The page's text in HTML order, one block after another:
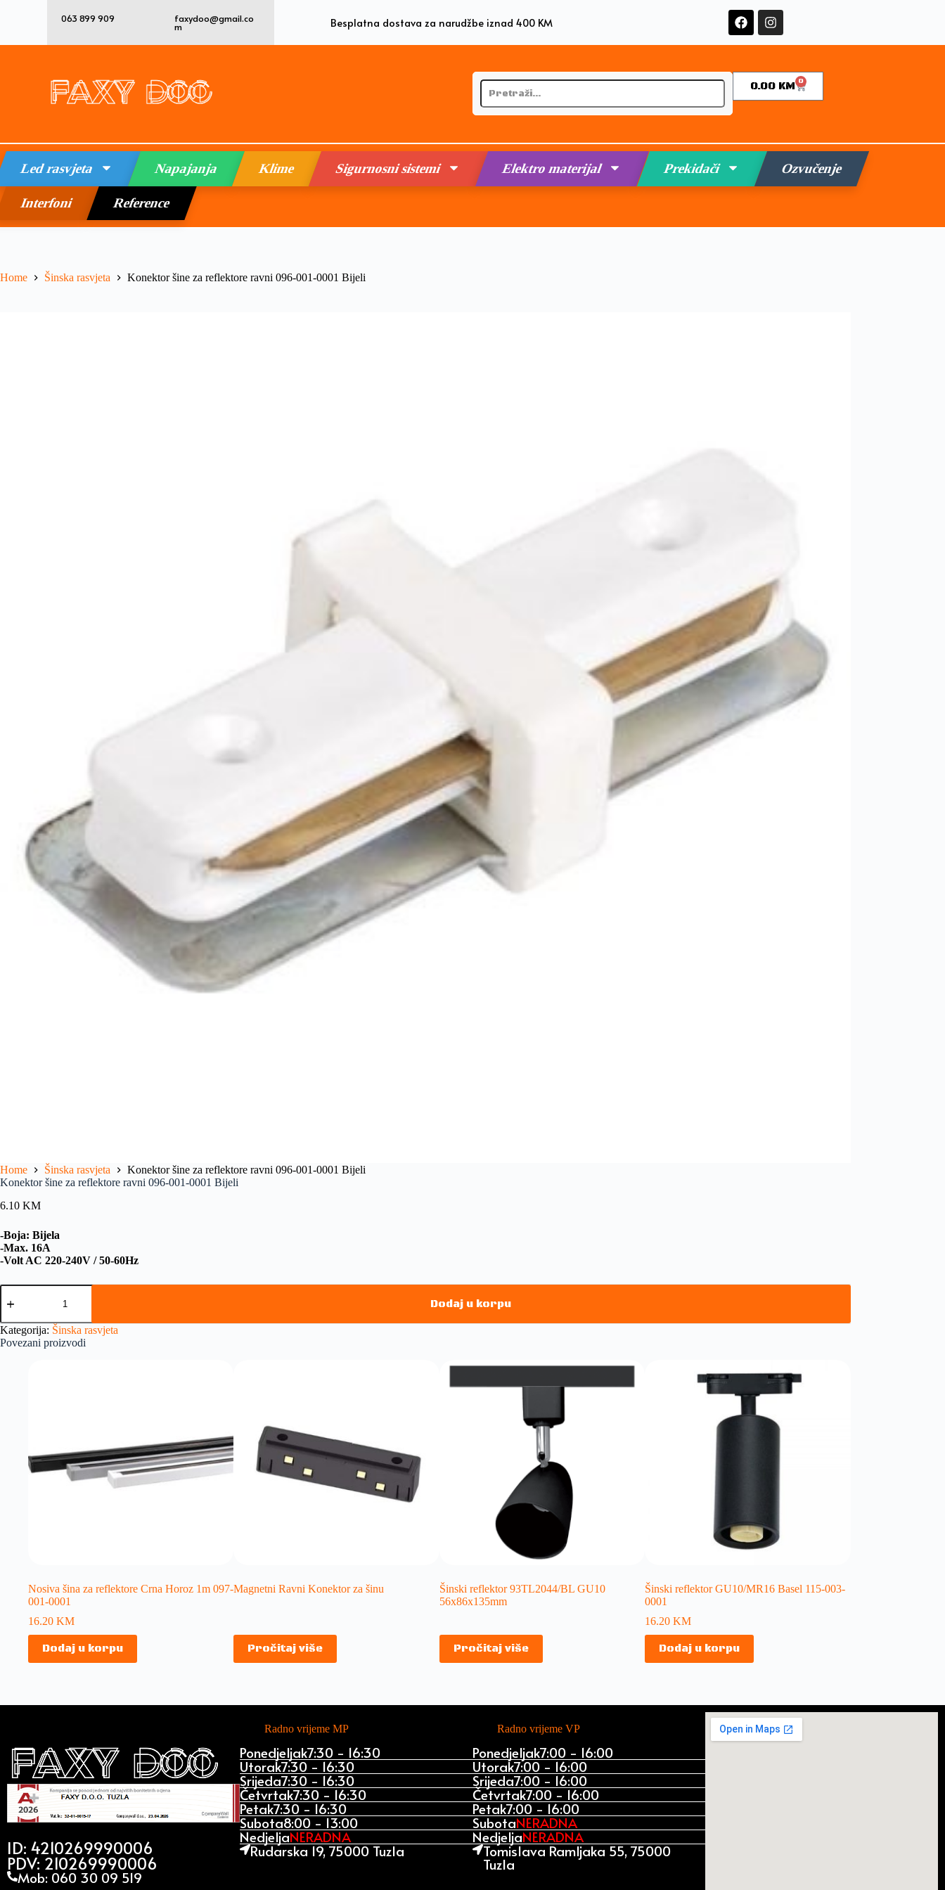
063 899 909 faxydoo@gmail.co
m Besplatna dostava za narudžbe iznad 400 KM
0.00 KM 0
Led rasvjeta Napajanja Klime Sigurnosni sistemi Elektro materijal Prekidači Ozvučenje
Interfoni Reference
Home Šinska rasvjeta Konektor šine za reflektore ravni 096-001-0001 Bijeli
Home Šinska rasvjeta
Konektor šine za reflektore ravni 096-001-0001 Bijeli
Konektor šine za reflektore ravni 096-001-0001 Bijeli
6.10 KM
-Boja: Bijela
-Max. 16A
-Volt AC 220-240V / 50-60Hz
Dodaj u korpu
Kategorija: Šinska rasvjeta
Povezani proizvodi
Nosiva šina za reflektore Crna Horoz 1m 097-
001-0001
16.20 KM
Dodaj u korpu
Magnetni Ravni Konektor za šinu
Pročitaj više
Šinski reflektor 93TL2044/BL GU10
56х86х135mm
Pročitaj više
Šinski reflektor GU10/MR16 Basel 115-003-
0001
16.20KM
Dodaj u korpu
ID: 4210269990006
PDV: 210269990006
Mob: 060 30 09 519
Radno vrijeme MP
Ponedjeljak7:30 - 16:30
Utorak7:30 - 16:30
Srijeda7:30 - 16:30
Četvrtak7:30 - 16:30
Petak7:30 - 16:30
Subota8:00 - 13:00
NedjeljaNERADNA
Rudarska 19, 75000 Tuzla
Radno vrijeme VP
Ponedjeljak7:00 - 16:00
Utorak7:00 - 16:00
Srijeda7:00 - 16:00
Četvrtak7:00 - 16:00
Petak7:00 - 16:00
SubotaNERADNA
NedjeljaNERADNA
Tomislava Ramljaka 55, 75000
Tuzla